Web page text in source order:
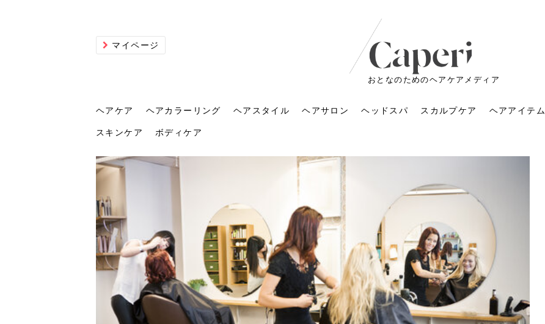
マイページ
おとなのためのヘアケアメディア
ヘアケア
トリートメントの付け方で
仕上がりが変わる｜効かな
い原因...
トリートメントの付け方で仕上がりは
大きく変わります。今回は、毛先中心
の塗り...
朝の5分が変わる！寝癖がつ
かない予防方法と時短寝癖
直し...
新生活シーズン、朝の身支度を少しで
も短くしたい人は多いはず。じつは寝
癖は、...
ヘアカラーリング
髪のくすみが気になる人
へ！2026春トレンドの明る
めく...
2026春のトレンドカラーは明るめのく
すみカラーです。ただし、髪がすでに
く...
ツヤと透明感で垢抜ける！
自然なヘアカラーで作る
「きれい...
職場で浮かない落ち着いたトーンにし
たいけれど、どこか垢抜けた印象にし
たいと...
ヘアスタイル
2026年のショートウルフ最
新トレンドとは？ナチュラ
ル...
2026年のショートウルフは、ナチュラ
ルでエアリーな仕上がりが今っぽい正
解...
ルーズウェーブとは？2026
年の注目スタイルと長さ別
の...
2026年はレイヤーカットを使った髪型
のトレンドと重なり、ルーズウェーブ
ヘ...
ヘアサロン
美容室に行くのが恥ずかし
い？髪質の変化に気づいた
時こそ...
しばらく美容室に行けていないし、そ
ろそろ髪型を変えて気分転換したいと
思って...
お気に入りのお店が倒産し
た後の美容室の探し方！失
敗しに...
美容室を倒産する数が増えているとい
うニュースがありました。もともと美
容室の...
ヘッドスパ
ヘッドスパの落とし穴！知
らないと損する真実
ヘッドスパは、頭皮の汚れを落として
血行を促進し、リラックス効果や美髪
効果が...
さろめ
頭皮を刺激してお顔のリフ
トアップ♪毎日こつこつカン
タン小顔☆
毎日のちょっとした習慣で小顔は作れ
る！頭のこりをほぐしてフェイスライ
ンのリ...
スカルプケア
髪を育てるには？毎日の洗
い方と生活習慣を見直す基
本ケア
髪をきれいに育てるには高価なアイテ
ムを増やす前に、洗い方や乾かし方、
頭皮の...
頭皮マッサージで目がぱっ
ちりする理由は？具体的な
やり方...
目元の印象を左右するのは目そのもの
ではなく、頭皮の状態かもしれませ
ん。以下...
ヘアアイテム
発酵エキスシャンプーって
何がいいの？無印良品など
のシャ...
スキンケアで人気の発酵成分が、シャ
ンプーにも広がっています。無印良品
などの...
アイロンが苦手でも大丈
夫！ブラッシング感覚で使
えるヘア...
ヘアアイロンを使うのが苦手、火傷が
怖いと感じている方はいないでしょう
か？そ...
ミニマリストのメイク術｜
少ないアイテムで「自分ら
しい美...
「たくさんのコスメを持っているの
に、実際に使っているのはいつも同じ
ものばか...
V3ファンデーションは危な
い？針の仕組み・全4種比
較・...
メイクをしている時間も、スキンケア
の時間に変えるという発想から生まれ
たのが...
針で小顔を目指す！美容鍼
の効果と後悔しない選び方
のポイント
フェイスラインをすっきりさせたいと
いうお悩みを抱えている方はいないで
しょう...
リンパマッサージと経絡マ
ッサージの違いとは？効果
と、自...
サロンのメニューを見ていると、「リ
ンパマッサージ」の他に「経絡マッサ
ージ」...
化粧ノリが変わる「顔脱
毛」。4つのメリットと、始
める前...
顔の産毛をカミソリで剃って、毛抜き
で抜くなど、日々の自己処理を手間に
感じて...
子供の脱毛、日焼け肌はN
G？親子で学ぶ、安心・安全
なエ...
「ムダ毛が気になる」とお子さんが悩
んでいる姿を見て、エステ脱毛を検討
し始め...
2026年運気アップネイルガ
イドを公開！幸運を呼ぶ色
と...
最近、なんとなく運気が停滞している
気がすると悩んでいないでしょうか？
じつは...
そのネイル、本当に似合っ
てる？指先をきれいに見え
るのは...
SNSや雑誌で見かけた素敵なネイルデ
ザインを、いざ自分の爪に試してみた
ら、...
スキンケア
スキンケア
急に小じわが増えた？原因
と種類の見分け方＆自宅で
できる...
ふと鏡を見て、急に小じわが増えたと
ルルルン ハイドラのどれが
良い？その違いは？PDRN
や...
ルルルン ハイドラシリーズを使いたい
ボディケア
ボディケア
人の手ならではの痩身効
果。オールハンドエステの
魅力と、...
痩身エステと一言で言っても、最新の
その医療ダイエット、後悔
しませんか？失敗する人の
共通点...
医師の管理のもと、科学的根拠に基づ